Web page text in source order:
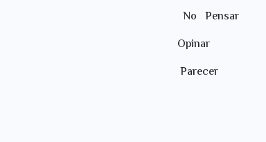
indicativo No Pensar + que
Opinar
Parecer